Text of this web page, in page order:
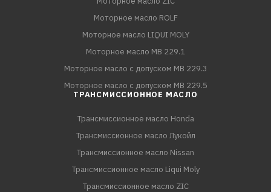
Моторное масло ROLF
Моторное масло LIQUI MOLY
Моторное масло MB 229.1
Моторное масло с допуском MB 229.3
Моторное масло с допуском MB 229.5
ТРАНСМИССИОННОЕ МАСЛО
Трансмиссионное масло Honda
Трансмиссионное масло Лукойл
Трансмиссионное масло Nissan
Трансмиссионное масло Liqui Moly
Трансмиссионное масло ZIC